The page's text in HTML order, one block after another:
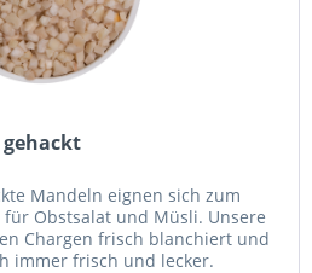
Mandeln eignen sich zum
für Obstsalat und Müsli. Unsere
Chargen frisch blanchiert und
immer frisch und lecker.